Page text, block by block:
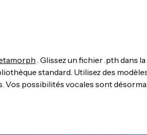
. Glissez un fichier .pth dans la
standard. Utilisez des
Vos possibilités vocales sont